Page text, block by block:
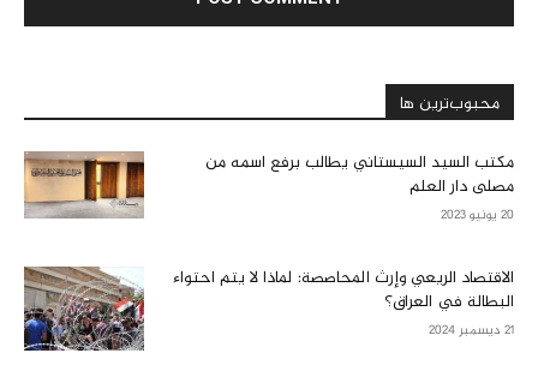
محبوب‌ترین ها
مكتب السيد السيستاني يطالب برفع اسمه من
مصلى دار العلم
20 يونيو 2023
الاقتصاد الريعي وإرث المحاصصة: لماذا لا يتم احتواء
البطالة في العراق؟
21 ديسمبر 2024